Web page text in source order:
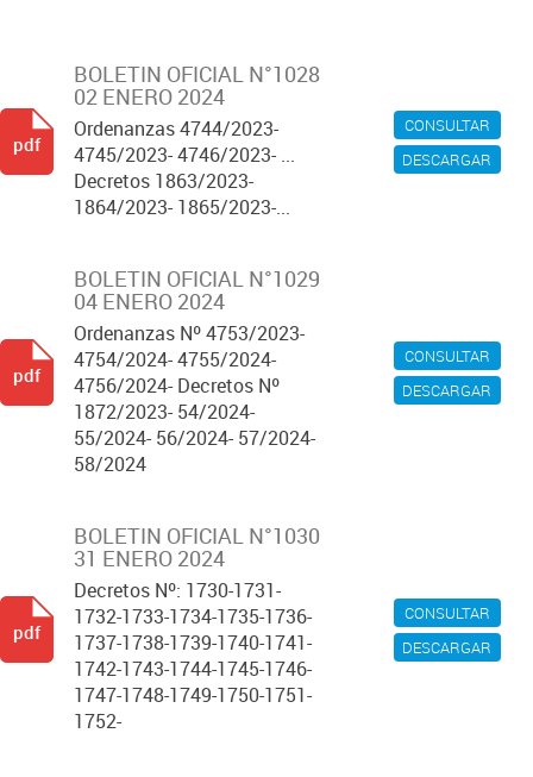
CONSULTAR
DESCARGAR
BOLETIN OFICIAL N°1028
02 ENERO 2024
Ordenanzas 4744/2023-
4745/2023- 4746/2023- ...
Decretos 1863/2023-
1864/2023- 1865/2023-...
pdf
CONSULTAR
DESCARGAR
BOLETIN OFICIAL N°1029
04 ENERO 2024
Ordenanzas Nº 4753/2023-
4754/2024- 4755/2024-
4756/2024- Decretos Nº
1872/2023- 54/2024-
55/2024- 56/2024- 57/2024-
58/2024
pdf
CONSULTAR
DESCARGAR
BOLETIN OFICIAL N°1030
31 ENERO 2024
Decretos Nº: 1730-1731-
1732-1733-1734-1735-1736-
1737-1738-1739-1740-1741-
1742-1743-1744-1745-1746-
1747-1748-1749-1750-1751-
1752-
pdf